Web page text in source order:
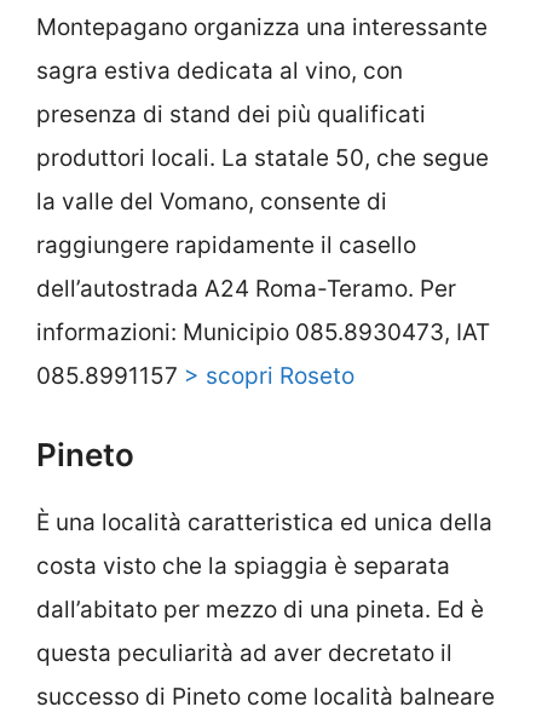
Montepagano organizza una interessante
sagra estiva dedicata al vino, con
presenza di stand dei più qualificati
produttori locali. La statale 50, che segue
la valle del Vomano, consente di
raggiungere rapidamente il casello
dell’autostrada A24 Roma-Teramo. Per
informazioni: Municipio 085.8930473, IAT
085.8991157 > scopri Roseto
Pineto
È una località caratteristica ed unica della
costa visto che la spiaggia è separata
dall’abitato per mezzo di una pineta. Ed è
questa peculiarità ad aver decretato il
successo di Pineto come località balneare